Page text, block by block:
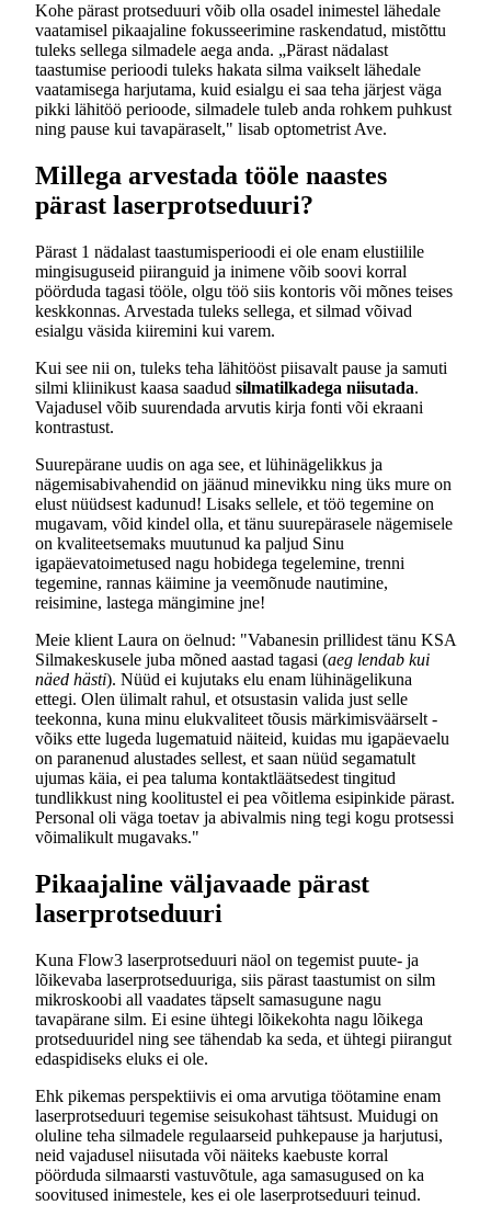
Kohe pärast protseduuri võib olla osadel inimestel lähedale
vaatamisel pikaajaline fokusseerimine raskendatud, mistõttu
tuleks sellega silmadele aega anda. „Pärast nädalast
taastumise perioodi tuleks hakata silma vaikselt lähedale
vaatamisega harjutama, kuid esialgu ei saa teha järjest väga
pikki lähitöö perioode, silmadele tuleb anda rohkem puhkust
ning pause kui tavapäraselt," lisab optometrist Ave.
Millega arvestada tööle naastes
pärast laserprotseduuri?
Pärast 1 nädalast taastumisperioodi ei ole enam elustiilile
mingisuguseid piiranguid ja inimene võib soovi korral
pöörduda tagasi tööle, olgu töö siis kontoris või mõnes teises
keskkonnas. Arvestada tuleks sellega, et silmad võivad
esialgu väsida kiiremini kui varem.
Kui see nii on, tuleks teha lähitööst piisavalt pause ja samuti
silmi kliinikust kaasa saadud silmatilkadega niisutada.
Vajadusel võib suurendada arvutis kirja fonti või ekraani
kontrastust.
Suurepärane uudis on aga see, et lühinägelikkus ja
nägemisabivahendid on jäänud minevikku ning üks mure on
elust nüüdsest kadunud! Lisaks sellele, et töö tegemine on
mugavam, võid kindel olla, et tänu suurepärasele nägemisele
on kvaliteetsemaks muutunud ka paljud Sinu
igapäevatoimetused nagu hobidega tegelemine, trenni
tegemine, rannas käimine ja veemõnude nautimine,
reisimine, lastega mängimine jne!
Meie klient Laura on öelnud: "Vabanesin prillidest tänu KSA
Silmakeskusele juba mõned aastad tagasi (aeg lendab kui
näed hästi). Nüüd ei kujutaks elu enam lühinägelikuna
ettegi. Olen ülimalt rahul, et otsustasin valida just selle
teekonna, kuna minu elukvaliteet tõusis märkimisväärselt -
võiks ette lugeda lugematuid näiteid, kuidas mu igapäevaelu
on paranenud alustades sellest, et saan nüüd segamatult
ujumas käia, ei pea taluma kontaktläätsedest tingitud
tundlikkust ning koolitustel ei pea võitlema esipinkide pärast.
Personal oli väga toetav ja abivalmis ning tegi kogu protsessi
võimalikult mugavaks."
Pikaajaline väljavaade pärast
laserprotseduuri
Kuna Flow3 laserprotseduuri näol on tegemist puute- ja
lõikevaba laserprotseduuriga, siis pärast taastumist on silm
mikroskoobi all vaadates täpselt samasugune nagu
tavapärane silm. Ei esine ühtegi lõikekohta nagu lõikega
protseduuridel ning see tähendab ka seda, et ühtegi piirangut
edaspidiseks eluks ei ole.
Ehk pikemas perspektiivis ei oma arvutiga töötamine enam
laserprotseduuri tegemise seisukohast tähtsust. Muidugi on
oluline teha silmadele regulaarseid puhkepause ja harjutusi,
neid vajadusel niisutada või näiteks kaebuste korral
pöörduda silmaarsti vastuvõtule, aga samasugused on ka
soovitused inimestele, kes ei ole laserprotseduuri teinud.